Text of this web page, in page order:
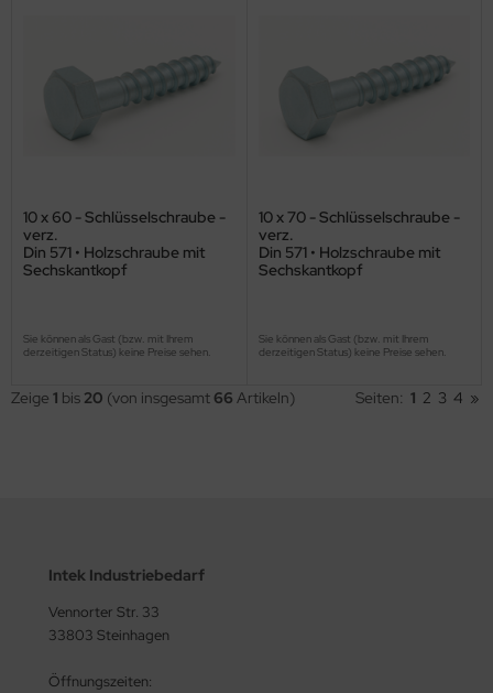
10 x 60 - Schlüsselschraube -
verz.
Din 571 • Holzschraube mit
Sechskantkopf
Sie können als Gast (bzw. mit Ihrem
derzeitigen Status) keine Preise sehen.
10 x 70 - Schlüsselschraube -
verz.
Din 571 • Holzschraube mit
Sechskantkopf
Sie können als Gast (bzw. mit Ihrem
derzeitigen Status) keine Preise sehen.
Zeige 1 bis 20 (von insgesamt 66 Artikeln) Seiten: 1 2 3 4 »
Intek Industriebedarf
Vennorter Str. 33
33803 Steinhagen
Öffnungszeiten: